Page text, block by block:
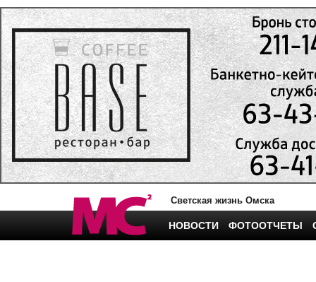
Светская жизнь Омска
НОВОСТИ ФОТООТЧЕТЫ